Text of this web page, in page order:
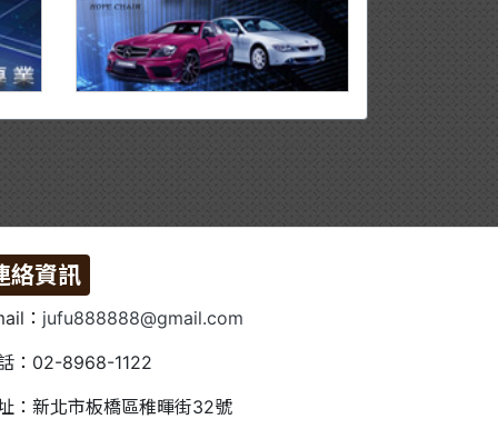
絡資訊
： jufu888888@gmail.com
：02-8968-1122
：新北市板橋區稚暉街32號